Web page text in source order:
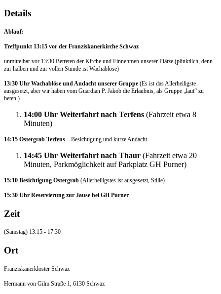
Details
Ablauf:
Treffpunkt 13:15 vor der Franziskanerkirche Schwaz
unmittelbar vor 13:30 Betreten der Kirche und Einnehmen unserer Plätze (pünktlich, denn
zur halben und zur vollen Stunde ist Wachablöse)
13:30 Uhr Wachablöse und Andacht unserer Gruppe (Es ist das Allerheiligste
ausgesetzt, aber wir haben vom Guardian P. Jakob die Erlaubnis, als Gruppe „laut“ zu
beten.)
14:00 Uhr Weiterfahrt nach Terfens (Fahrzeit etwa 8
Minuten)
14:15 Ostergrab Terfens – Besichtigung und kurze Andacht
14:45 Uhr Weiterfahrt nach Thaur (Fahrzeit etwa 20
Minuten, Parkmöglichkeit auf Parkplatz GH Purner)
15:10 Besichtigung Ostergrab (Allerheiligstes ist ausgesetzt, Stille)
15:30 Uhr Reservierung zur Jause bei GH Purner
Zeit
(Samstag) 13:15 - 17:30
Ort
Franziskanerkloster Schwaz
Hermann von Gilm Straße 1, 6130 Schwaz